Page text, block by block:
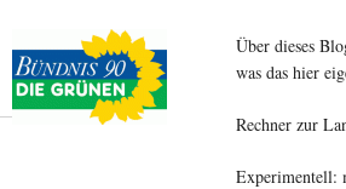
Über dieses
was das hier
Rechner zur
Experimentell: